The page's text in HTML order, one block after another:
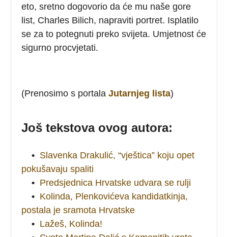
eto, sretno dogovorio da će mu naše gore
list, Charles Bilich, napraviti portret. Isplatilo
se za to potegnuti preko svijeta. Umjetnost će
sigurno procvjetati.
(Prenosimo s portalaJutarnjeg lista)
Još tekstova ovog autora:
• Slavenka Drakulić, “vještica” koju opet
pokušavaju spaliti
• Predsjednica Hrvatske udvara se rulji
• Kolinda, Plenkovićeva kandidatkinja,
postala je sramota Hrvatske
• Lažeš, Kolinda!